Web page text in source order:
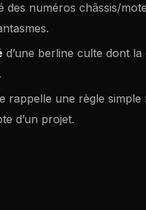
des numéros châssis/
d’une berline culte dont
rappelle une règle simple
d’un projet.